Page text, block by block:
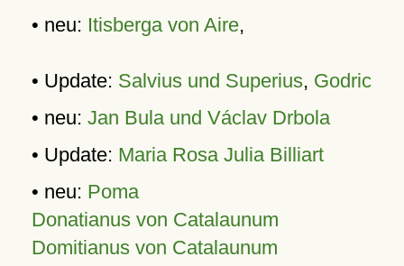
• neu: Itisberga von Aire,
• Update: Salvius und Superius, Godric
• neu: Jan Bula und Václav Drbola
• Update: Maria Rosa Julia Billiart
• neu: Poma
Donatianus von Catalaunum
Domitianus von Catalaunum